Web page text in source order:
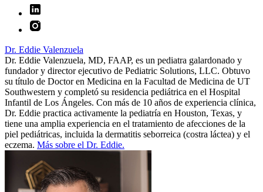
Dr. Eddie Valenzuela
Dr. Eddie Valenzuela, MD, FAAP, es un pediatra galardonado y
fundador y director ejecutivo de Pediatric Solutions, LLC. Obtuvo
su título de Doctor en Medicina en la Facultad de Medicina de UT
Southwestern y completó su residencia pediátrica en el Hospital
Infantil de Los Ángeles. Con más de 10 años de experiencia clínica,
Dr. Eddie practica activamente la pediatría en Houston, Texas, y
tiene una amplia experiencia en el tratamiento de afecciones de la
piel pediátricas, incluida la dermatitis seborreica (costra láctea) y el
eczema. Más sobre el Dr. Eddie.